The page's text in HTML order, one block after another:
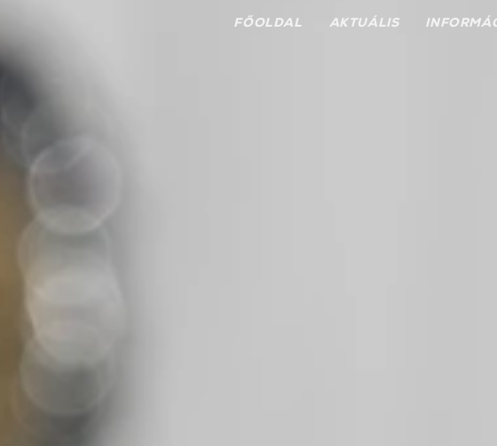
FŐOLDAL AKTUÁLIS